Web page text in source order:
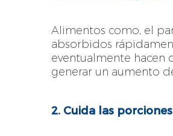
Alimentos como, el
absorbidos
eventualmente hacen
generar un aumento
2. Cuida las